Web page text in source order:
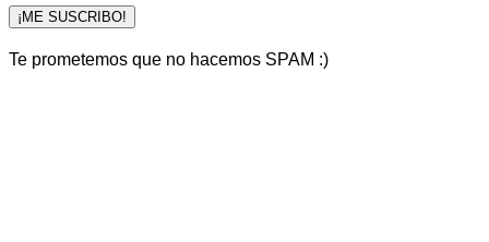
¡ME SUSCRIBO!
Te prometemos que no hacemos SPAM :)